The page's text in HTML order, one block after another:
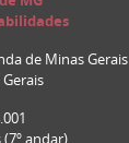
de Minas Gerais
andar)